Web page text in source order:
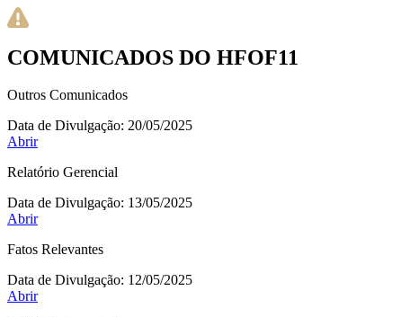
COMUNICADOS DO HFOF11
Outros Comunicados
Data de Divulgação: 20/05/2025
Abrir
Relatório Gerencial
Data de Divulgação: 13/05/2025
Abrir
Fatos Relevantes
Data de Divulgação: 12/05/2025
Abrir